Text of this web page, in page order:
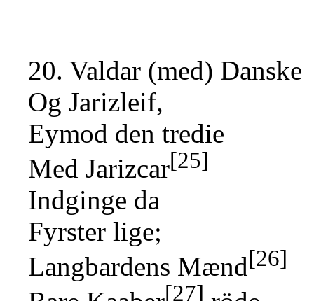
20. Valdar (med) Danske
Og Jarizleif,
Eymod den tredie
Med Jarizcar[25]
Indginge da
Fyrster lige;
Langbardens Mænd[26]
[27]